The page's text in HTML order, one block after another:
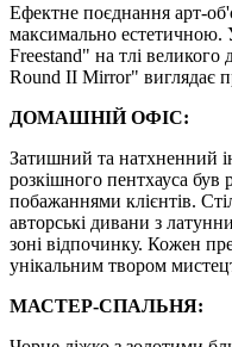
Ефектне поєднання арт-
максимально естетичною.
Freestand" на тлі
Round II Mirror" виглядає
ДОМАШНІЙ ОФІС:
Затишний та натхненний
розкішного пентхауса був
побажаннями клієнтів.
авторські дивани з
зоні відпочинку. Кожен
унікальним твором
МАСТЕР-СПАЛЬНЯ: